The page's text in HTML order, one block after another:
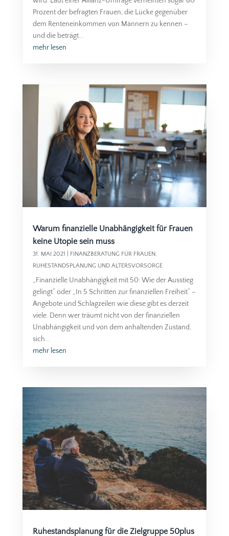
Prozent der befragten Frauen, die Lücke gegenüber
dem Renteneinkommen von Männern zu kennen –
und die beträgt...
mehr lesen
Warum finanzielle Unabhängigkeit für Frauen
keine Utopie sein muss
31. MAI 2021 FINANZBERATUNG FÜR FRAUEN,
RUHESTANDSPLANUNG UND ALTERSVORSORGE
„Finanzielle Unabhängigkeit mit 50: Wie der Ausstieg
gelingt“ oder „In 5 Schritten zur finanziellen Freiheit“ –
Angebote und Schlagzeilen wie diese gibt es derzeit
viele. Denn wer träumt nicht von der finanziellen
Unabhängigkeit und von dem anhaltenden Zustand,
sich...
mehr lesen
Ruhestandsplanung für die Zielgruppe 50plus